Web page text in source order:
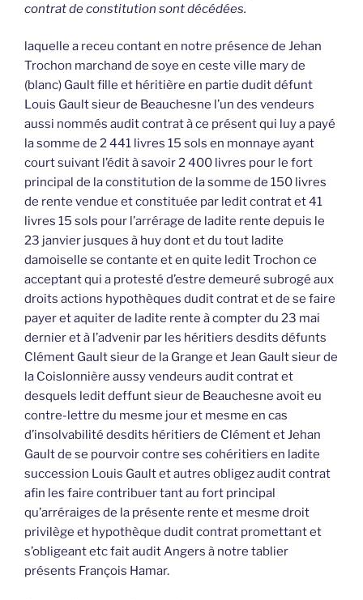
contrat de constitution sont décédées.
laquelle a receu contant en notre présence de Jehan
Trochon marchand de soye en ceste ville mary de
(blanc) Gault fille et héritière en partie dudit défunt
Louis Gault sieur de Beauchesne l’un des vendeurs
aussi nommés audit contrat à ce présent qui luy a payé
la somme de 2 441 livres 15 sols en monnaye ayant
court suivant l’édit à savoir 2 400 livres pour le fort
principal de la constitution de la somme de 150 livres
de rente vendue et constituée par ledit contrat et 41
livres 15 sols pour l’arrérage de ladite rente depuis le
23 janvier jusques à huy dont et du tout ladite
damoiselle se contante et en quite ledit Trochon ce
acceptant qui a protesté d’estre demeuré subrogé aux
droits actions hypothèques dudit contrat et de se faire
payer et aquiter de ladite rente à compter du 23 mai
dernier et à l’advenir par les héritiers desdits défunts
Clément Gault sieur de la Grange et Jean Gault sieur de
la Coislonnière aussy vendeurs audit contrat et
desquels ledit deffunt sieur de Beauchesne avoit eu
contre-lettre du mesme jour et mesme en cas
d’insolvabilité desdits héritiers de Clément et Jehan
Gault de se pourvoir contre ses cohéritiers en ladite
succession Louis Gault et autres obligez audit contrat
afin les faire contribuer tant au fort principal
qu’arréraiges de la présente rente et mesme droit
privilège et hypothèque dudit contrat promettant et
s’obligeant etc fait audit Angers à notre tablier
présents François Hamar.